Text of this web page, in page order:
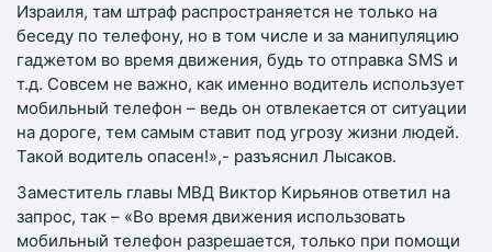
Израиля, там штраф распространяется не только на
беседу по телефону, но в том числе и за манипуляцию
гаджетом во время движения, будь то отправка SMS и
т.д. Совсем не важно, как именно водитель использует
мобильный телефон – ведь он отвлекается от ситуации
на дороге, тем самым ставит под угрозу жизни людей.
Такой водитель опасен!»,- разъяснил Лысаков.
Заместитель главы МВД Виктор Кирьянов ответил на
запрос, так – «Во время движения использовать
мобильный телефон разрешается, только при помощи